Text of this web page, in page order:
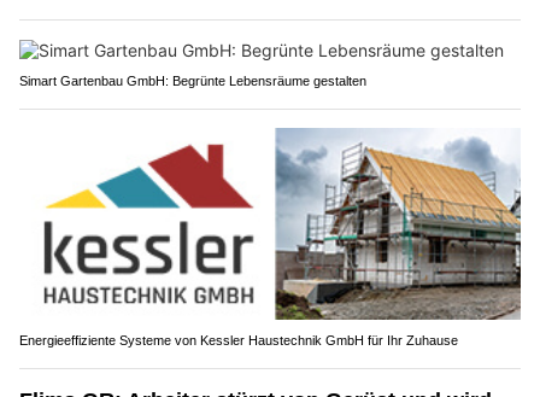
Simart Gartenbau GmbH: Begrünte Lebensräume gestalten
Energieeffiziente Systeme von Kessler Haustechnik GmbH für Ihr Zuhause